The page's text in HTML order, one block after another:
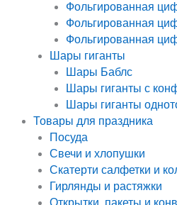
Фольгированная
Фольгированная
Фольгированная
Шары гиганты
Шары Баблс
Шары гиганты с
Шары гиганты
Товары для праздника
Посуда
Свечи и хлопушки
Скатерти салфетки и
Гирлянды и растяжки